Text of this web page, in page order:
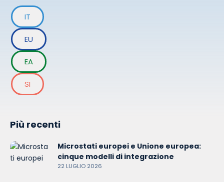
IT
EU
EA
SI
Più recenti
Microstati europei e Unione europea:
cinque modelli di integrazione
22 LUGLIO 2026